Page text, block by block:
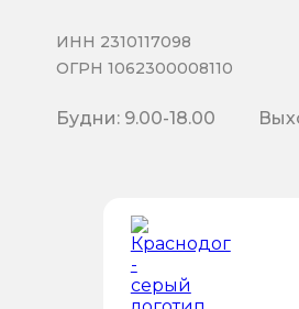
ИНН 2310117098
ОГРН 1062300008110
Будни: 9.00-18.00